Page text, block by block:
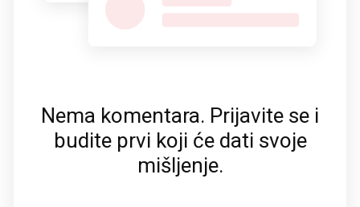
Nema komentara. Prijavite se i
budite prvi koji će dati svoje
mišljenje.